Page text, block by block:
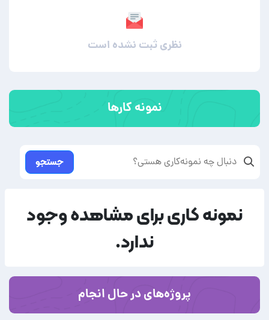
نظری ثبت نشده است
نمونه کارها
جستجو
نمونه کاری برای مشاهده وجود
ندارد.
پروژه‌های در حال انجام